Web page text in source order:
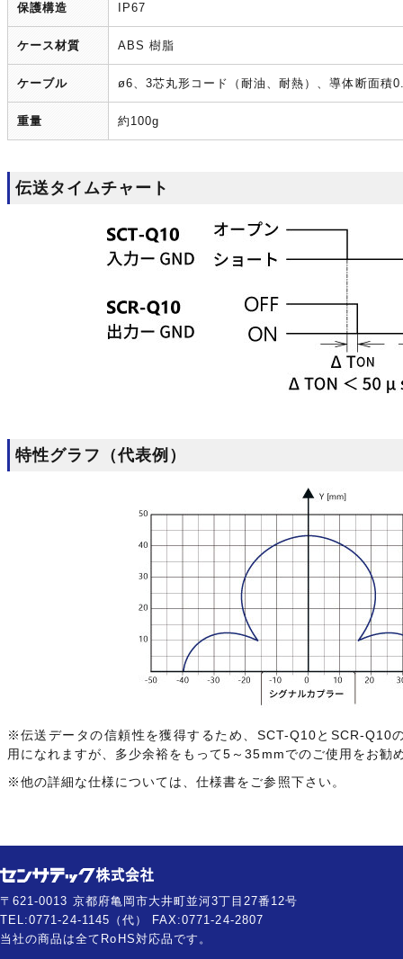
保護構造 IP67
ケース材質 ABS 樹脂
ケーブル ø6、3芯丸形コード（耐油、耐熱）、導体断面積
重量 約100g
伝送タイムチャート
特性グラフ（代表例）
※伝送データの信頼性を獲得するため、SCT-Q10とSCR-Q10
用になれますが、多少余裕をもって5～35mmでのご使用をお勧
※他の詳細な仕様については、仕様書をご参照下さい。
〒621-0013 京都府亀岡市大井町並河3丁目27番12号
TEL:0771-24-1145（代） FAX:0771-24-2807
当社の商品は全てRoHS対応品です。